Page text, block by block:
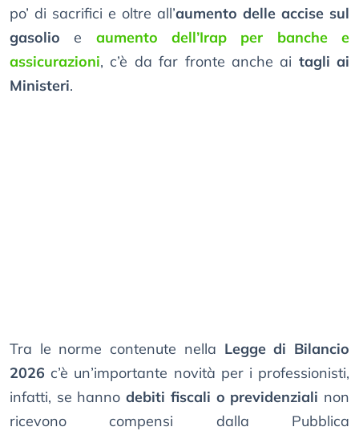
po’ di sacrifici e oltre all’aumento delle accise sul
gasolio e aumento dell’Irap per banche e
assicurazioni, c’è da far fronte anche ai tagli ai
Ministeri.
Tra le norme contenute nella Legge di Bilancio
2026 c’è un’importante novità per i professionisti,
infatti, se hannodebiti fiscali o previdenziali non
ricevono compensi dalla Pubblica